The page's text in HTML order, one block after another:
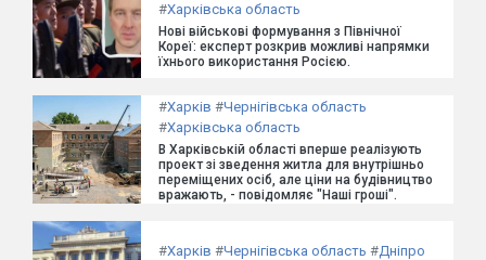
#Харківська область
Нові військові формування з Північної
Кореї: експерт розкрив можливі напрямки
їхнього використання Росією.
#Харків #Чернігівська область
#Харківська область
В Харківській області вперше реалізують
проект зі зведення житла для внутрішньо
переміщених осіб, але ціни на будівництво
вражають, - повідомляє "Наші гроші".
#Харків #Чернігівська область #Дніпро